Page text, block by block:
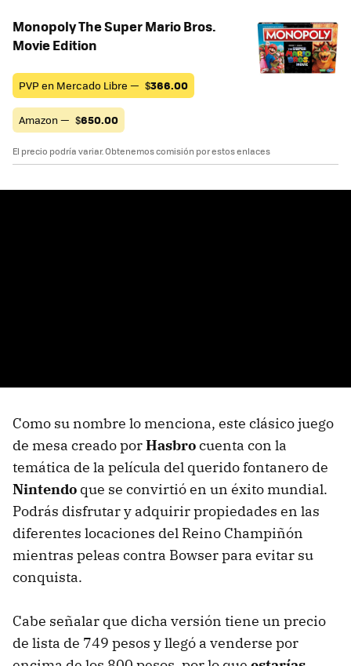
Monopoly The Super Mario Bros.
Movie Edition
PVP en Mercado Libre — $366.00
Amazon — $650.00
El precio podría variar. Obtenemos comisión por estos enlaces
Como su nombre lo menciona, este clásico juego
de mesa creado porHasbrocuenta con la
temática de la película del querido fontanero de
Nintendo que se convirtió en un éxito mundial.
Podrás disfrutar y adquirir propiedades en las
diferentes locaciones del Reino Champiñón
mientras peleas contra Bowser para evitar su
conquista.
Cabe señalar que dicha versión tiene un precio
de lista de 749 pesos y llegó a venderse por